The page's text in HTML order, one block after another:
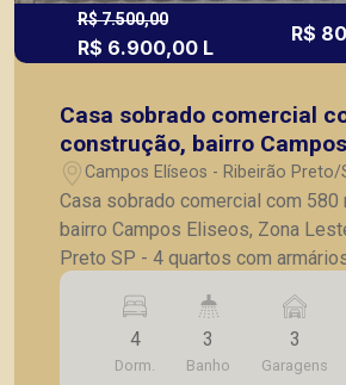
R$ 7.500,00
R$ 6.900,00 L
R$
Casa sobrado comercial
construção, bairro
Zona Leste, Ribeirão Preto
Campos Elíseos - Ribeirão Preto/
Casa sobrado comercial com 580
bairro Campos Eliseos, Zona
Preto SP - 4 quartos com armários - sendo 2
suítes - sala ampla - lavabo -
com armários - lavanderia -
churrasqueira - 3 vagas de garagem
proposta para adequação do imóvel. A
4
Dorm.
3
Banho
3
Garagens